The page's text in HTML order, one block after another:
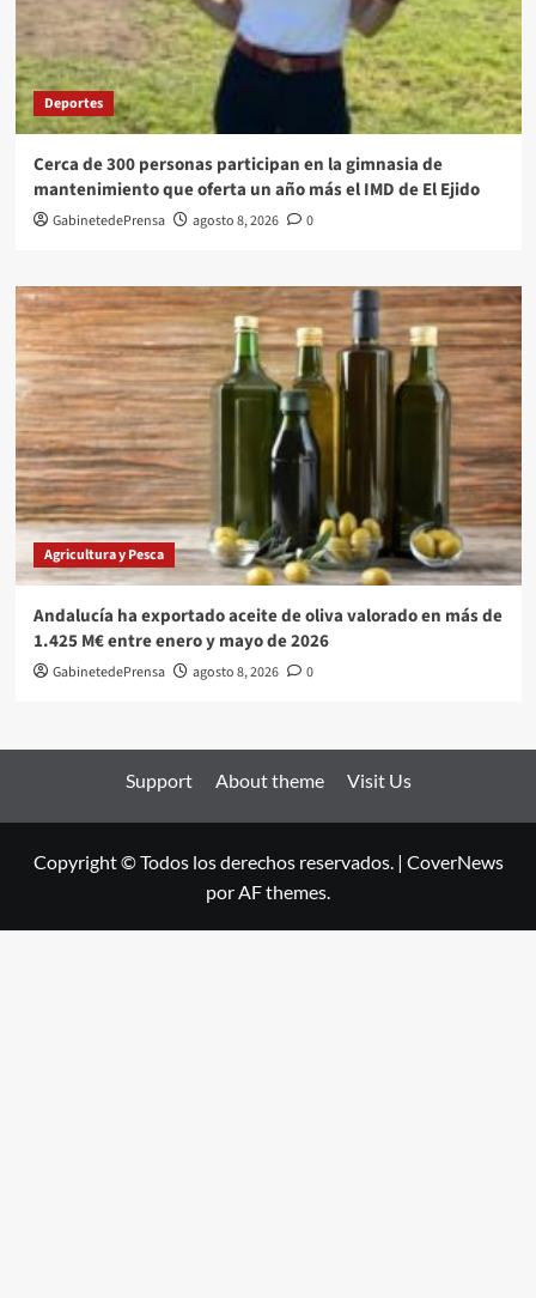
Deportes
Cerca de 300 personas participan en la gimnasia de
mantenimiento que oferta un año más el IMD de El Ejido
GabinetedePrensa agosto 8, 2026 0
Agricultura y Pesca
Andalucía ha exportado aceite de oliva valorado en más de
1.425 M€ entre enero y mayo de 2026
GabinetedePrensa agosto 8, 2026 0
Support About theme Visit Us
Copyright © Todos los derechos reservados. | CoverNews
por AF themes.